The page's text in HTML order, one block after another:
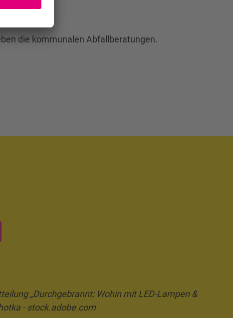
die kommunalen Abfallberatungen.
„Durchgebrannt: Wohin mit LED-Lampen &
- stock.adobe.com